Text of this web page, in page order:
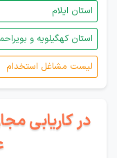
استان ایلام
استان کهگیلویه و
لیست مشاغل استخدام
در کاریابی